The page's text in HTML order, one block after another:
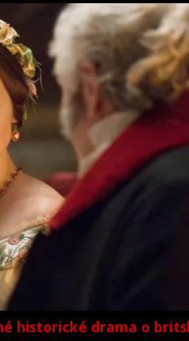
historické drama o